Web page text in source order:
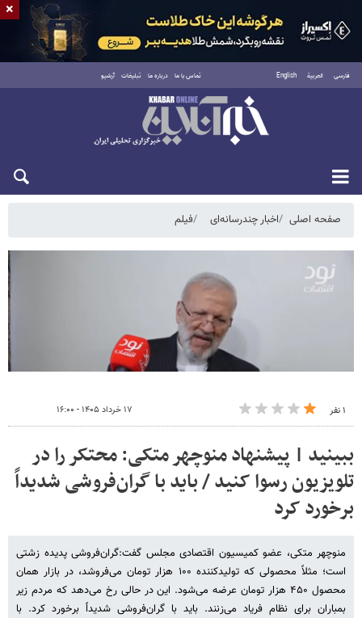
فارسی العربية English تماس با ما درباره ما تبلیغات آرشیو
جمعه ۱۶ مرداد ۱۴۰۵
صفحه اصلی اخبار چندرسانه‌ای فیلم
۱ نفر ۱۷ خرداد ۱۴۰۵ - ۱۶:۰۰
ببینید | پیشنهاد منوچهر متکی: محتکر را در
تلویزیون رسوا کنید / باید با گران‌فروشی شدیداً
برخورد کرد
منوچهر متکی، عضو کمیسیون اقتصادی مجلس گفت:گران‌فروشی پدیده زشتی
است؛ مثلاً محصولی که تولیدکننده ۱۰۰ هزار تومان می‌فروشد، در بازار همان
محصول ۴۵۰ هزار تومان عرضه می‌شود. این در حالی رخ می‌دهد که مردم زیر
بمباران برای نظام فریاد می‌زنند. باید با گران‌فروشی شدیداً برخورد کرد. با
×